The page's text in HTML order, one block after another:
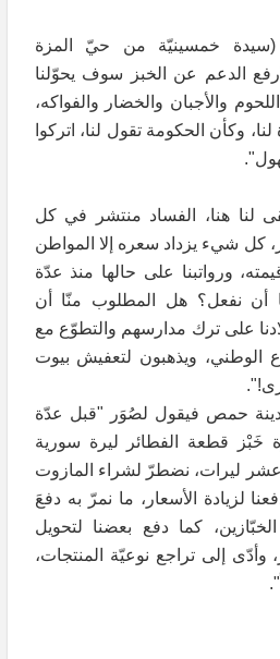
خمسينيّة من حيّ المزة
الدعم عن الخبز سوف يحوّلنا
والأجبان والخضار والفواكه،
لنا، وكأن الحكومة تقول لنا، اتركوا
لنا هنا، الفساد منتشر في كل
كل شيء يزداد سعره إلا المواطن
ورواتبنا على حالها منذ عدّة
أن نفعل؟ هل المطلوب منّا أن
على ترك مدارسهم والتطوّع مع
الوطني، ويذهبون لتعفيش بيوت
حمص فيقول لصُوَر "قبل عدّة
خَبْز قطعة الفطائر ليرة سورية
عشر ليرات، نضطرّ لشراء المازوت
لزيادة الأسعار، ما نمرّ به دفعَ
كما دفع بعضنا لتحويل
وأدّى إلى تراجع نوعيّة المنتجات،